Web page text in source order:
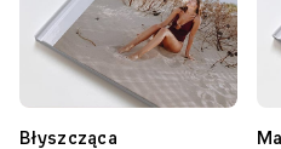
Błyszcząca